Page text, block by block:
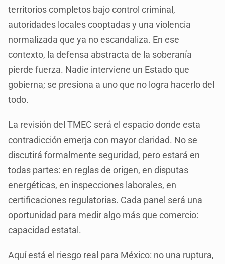
territorios completos bajo control criminal,
autoridades locales cooptadas y una violencia
normalizada que ya no escandaliza. En ese
contexto, la defensa abstracta de la soberanía
pierde fuerza. Nadie interviene un Estado que
gobierna; se presiona a uno que no logra hacerlo del
todo.
La revisión del TMEC será el espacio donde esta
contradicción emerja con mayor claridad. No se
discutirá formalmente seguridad, pero estará en
todas partes: en reglas de origen, en disputas
energéticas, en inspecciones laborales, en
certificaciones regulatorias. Cada panel será una
oportunidad para medir algo más que comercio:
capacidad estatal.
Aquí está el riesgo real para México: no una ruptura,